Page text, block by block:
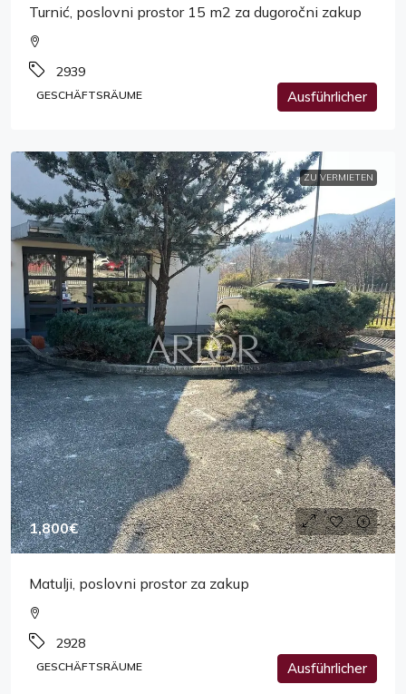
Turnić, poslovni prostor 15 m2 za dugoročni zakup
2939
GESCHÄFTSRÄUME Ausführlicher
ZU VERMIETEN
1,800€
Matulji, poslovni prostor za zakup
2928
GESCHÄFTSRÄUME Ausführlicher